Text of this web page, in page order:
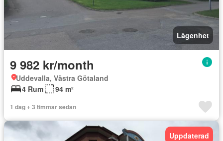
Lägenhet
9 982 kr/month
Uddevalla, Västra Götaland
4 Rum
94 m²
1 dag + 3 timmar sedan
Uppdaterad